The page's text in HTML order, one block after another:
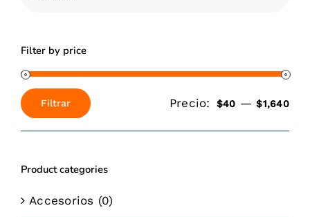
Filter by price
Precio
mínimo
Precio
máximo
Filtrar Precio: $40 —$1,640
Product categories
Accesorios (0)